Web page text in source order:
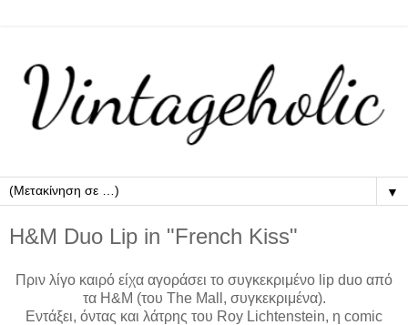
▼
H&M Duo Lip in "French Kiss"
Πριν λίγο καιρό είχα αγοράσει το συγκεκριμένο lip duo από
τα H&M (του The Mall, συγκεκριμένα).
Εντάξει, όντας και λάτρης του Roy Lichtenstein, η comic